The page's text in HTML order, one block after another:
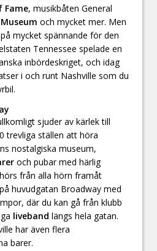
Fame, musikbåten General
och mycket mer. Men
mycket spännande för den
Tennessee spelade en
inbördeskriget, och idag
i och runt Nashville som du
sjuder av kärlek till
trevliga ställen att höra
nostalgiska museum,
och pubar med härlig
från alla hörn framåt
huvudgatan Broadway med
där du kan gå från klubb
liveband längs hela gatan.
har även flera
barer.